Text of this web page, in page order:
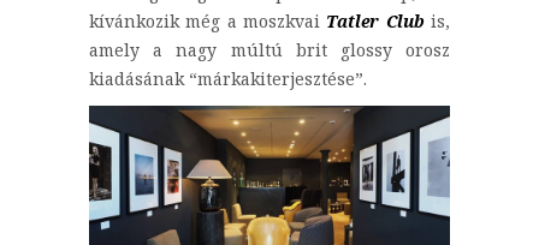
kívánkozik még a moszkvai Tatler Clubis,
amely a nagy múltú brit glossy orosz
kiadásának “márkakiterjesztése”.